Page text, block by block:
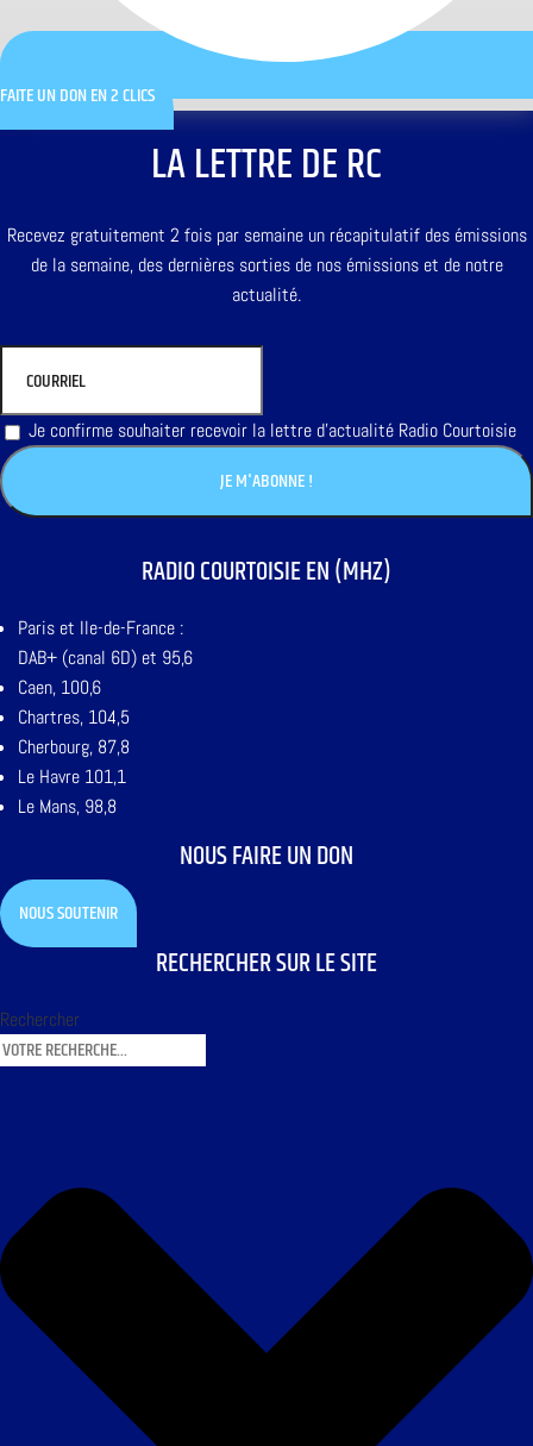
FAITE UN DON EN 2 CLICS
LA LETTRE DE RC
Recevez gratuitement 2 fois par semaine un récapitulatif des émissions
de la semaine, des dernières sorties de nos émissions et de notre
actualité.
Je confirme souhaiter recevoir la lettre d'actualité Radio Courtoisie
RADIO COURTOISIE EN (MHZ)
Paris et Ile-de-France :
DAB+ (canal 6D) et 95,6
Caen, 100,6
Chartres, 104,5
Cherbourg, 87,8
Le Havre 101,1
Le Mans, 98,8
NOUS FAIRE UN DON
NOUS SOUTENIR
RECHERCHER SUR LE SITE
Rechercher